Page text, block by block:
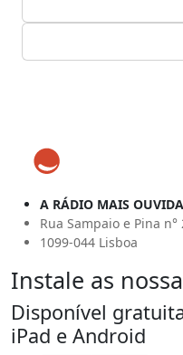
A RÁDIO MAIS
Rua Sampaio e Pina n°
1099-044 Lisboa
Instale as
Disponível
iPad e Android